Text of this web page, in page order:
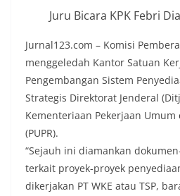
Juru Bicara KPK Febri
Jurnal123.com – Komisi
menggeledah Kantor Satuan
Pengembangan Sistem
Strategis Direktorat Jenderal
Kementeriaan Pekerjaan
(PUPR).
“Sejauh ini diamankan
terkait proyek-proyek
dikerjakan PT WKE atau TSP,